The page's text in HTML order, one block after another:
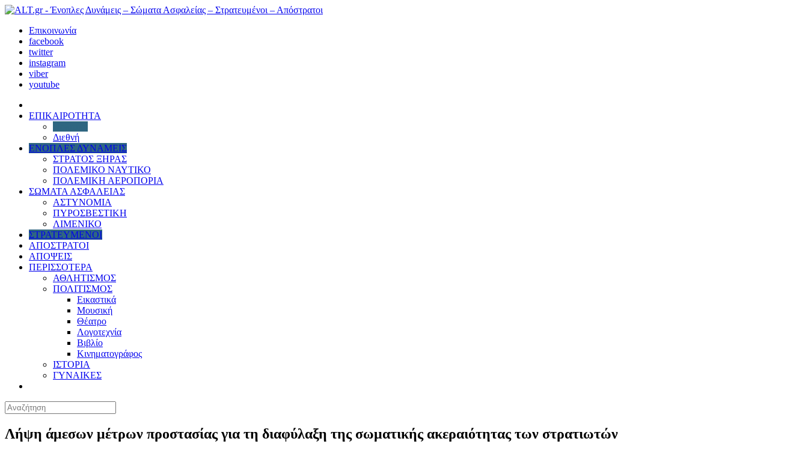
Επικοινωνία
facebook
twitter
instagram
viber
youtube
ΕΠΙΚΑΙΡΟΤΗΤΑ
Διεθνή
ΕΝΟΠΛΕΣ ΔΥΝΑΜΕΙΣ
ΣΤΡΑΤΟΣ ΞΗΡΑΣ
ΠΟΛΕΜΙΚΟ ΝΑΥΤΙΚΟ
ΠΟΛΕΜΙΚΗ ΑΕΡΟΠΟΡΙΑ
ΣΩΜΑΤΑ ΑΣΦΑΛΕΙΑΣ
ΑΣΤΥΝΟΜΙΑ
ΠΥΡΟΣΒΕΣΤΙΚΗ
ΛΙΜΕΝΙΚΟ
ΣΤΡΑΤΕΥΜΕΝΟΙ
ΑΠΟΣΤΡΑΤΟΙ
ΑΠΟΨΕΙΣ
ΠΕΡΙΣΣΟΤΕΡΑ
ΑΘΛΗΤΙΣΜΟΣ
ΠΟΛΙΤΙΣΜΟΣ
Εικαστικά
Μουσική
Θέατρο
Λογοτεχνία
Βιβλίο
Κινηματογράφος
ΙΣΤΟΡΙΑ
ΓΥΝΑΙΚΕΣ
Λήψη άμεσων μέτρων προστασίας για τη διαφύλαξη της σωματικής ακεραιότητας των στρατιωτών